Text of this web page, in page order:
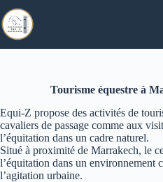
au
contenu
Tourisme équestre à
Equi-Z propose des activités de
cavaliers de passage comme aux
l’équitation dans un cadre naturel.
Situé à proximité de Marrakech, le
l’équitation dans un environnement
l’agitation urbaine.